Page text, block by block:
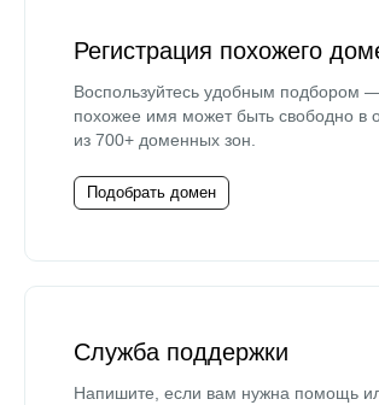
Регистрация похожего
Воспользуйтесь удобным подбором
похожее имя может быть свободно в
из 700+ доменных зон.
Подобрать домен
Служба поддержки
Напишите, если вам нужна помощь